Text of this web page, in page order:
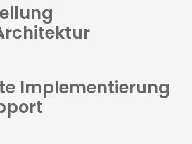
Implementierung